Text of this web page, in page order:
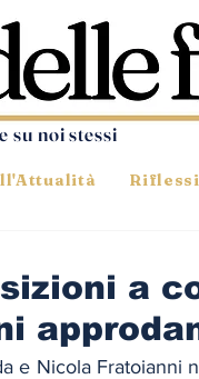
su noi stessi
a
e Nicola Fratoianni